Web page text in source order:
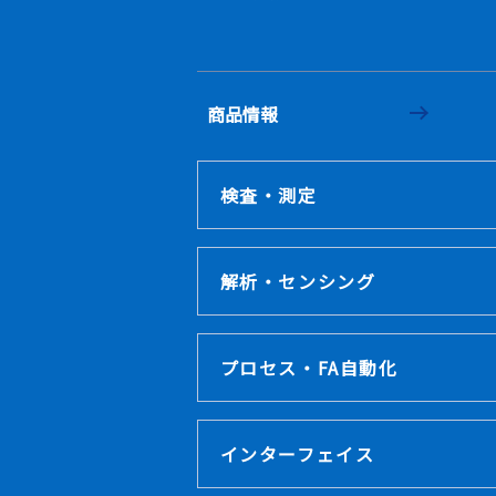
商品情報
検査・測定
解析・センシング
プロセス・FA自動化
インターフェイス